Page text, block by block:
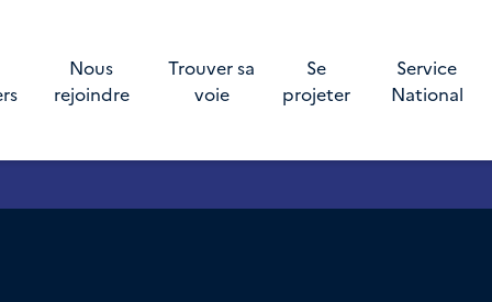
Nous
rejoindre
Trouver sa
voie
Se
projeter
Service
National